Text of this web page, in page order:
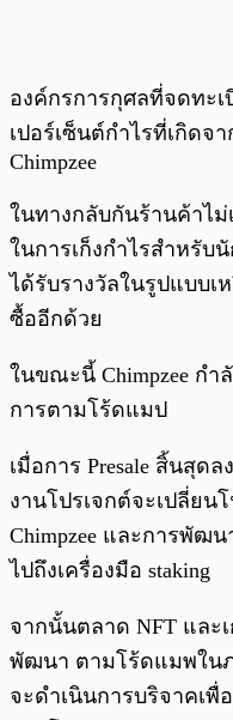
องค์กรการกุศลที่จดทะ
เปอร์เซ็นต์กำไรที่เกิดจ
Chimpzee
ในทางกลับกันร้านค้าไ
ในการเก็งกำไรสำหรับ
ได้รับรางวัลในรูปแบบเ
ซื้ออีกด้วย
ในขณะนี้ Chimpzee กำ
การตามโร้ดแมป
เมื่อการ Presale สิ้นสุด
งานโปรเจกต์จะเปลี่ยน
Chimpzee และการพัฒ
ไปถึงเครื่องมือ staking
จากนั้นตลาด NFT และเ
พัฒนา ตามโร้ดแมพในภ
จะดำเนินการบริจาคเพื่